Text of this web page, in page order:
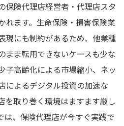
保険代理店経営者・代理店スタ
れます。生命保険・損害保険業
現にも制約があるため、他業種
まま転用できないケースも少な
子高齢化による市場縮小、ネッ
によるデジタル投資の加速な
を取り巻く環境はますます厳し
は、保険代理店が今すぐ実践で